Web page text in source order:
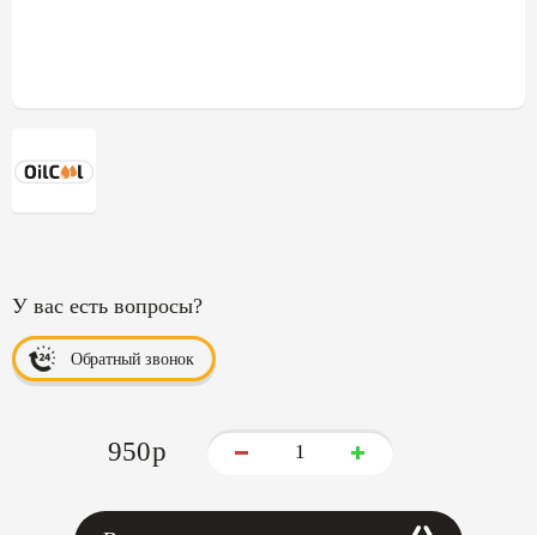
У вас есть вопросы?
Обратный звонок
950p